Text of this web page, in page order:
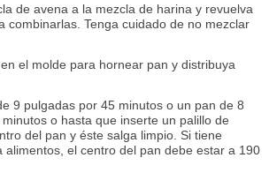
de avena a la mezcla de harina y revuelva
combinarlas. Tenga cuidado de no mezclar
el molde para hornear pan y distribuya
9 pulgadas por 45 minutos o un pan de 8
o hasta que inserte un palillo de
del pan y éste salga limpio. Si tiene
alimentos, el centro del pan debe estar a 190